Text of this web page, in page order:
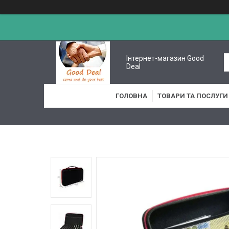
Інтернет-магазин Good
Deal
ГОЛОВНА ТОВАРИ ТА ПОСЛУГИ